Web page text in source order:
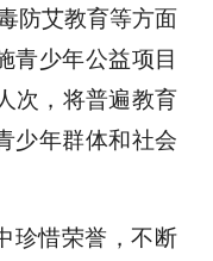
维权在线、“星
防艾教育等方面
青少年公益项目
次，将普遍教育